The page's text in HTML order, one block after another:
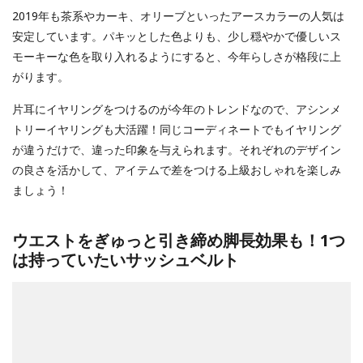
2019年も茶系やカーキ、オリーブといったアースカラーの人気は
安定しています。パキッとした色よりも、少し穏やかで優しいス
モーキーな色を取り入れるようにすると、今年らしさが格段に上
がります。
片耳にイヤリングをつけるのが今年のトレンドなので、アシンメ
トリーイヤリングも大活躍！同じコーディネートでもイヤリング
が違うだけで、違った印象を与えられます。それぞれのデザイン
の良さを活かして、アイテムで差をつける上級おしゃれを楽しみ
ましょう！
ウエストをぎゅっと引き締め脚長効果も！1つ
は持っていたいサッシュベルト